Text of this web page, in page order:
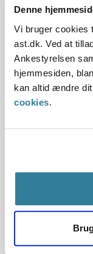
Denne
Vi bruger cookies
ast.dk. Ved at
Ankestyrelsen
hjemmesiden,
kan altid ændre
cookies.
socialområdet, så
Se alle
Skræddersyede
Som et
Læs mere
Du er også